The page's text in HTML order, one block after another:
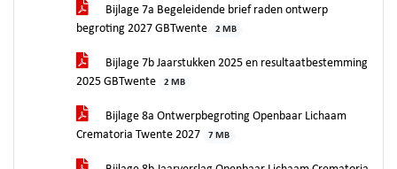
Bijlage 7a Begeleidende brief raden ontwerp
begroting 2027 GBTwente
2 MB
Bijlage 7b Jaarstukken 2025 en resultaatbestemming
2025 GBTwente
2 MB
Bijlage 8a Ontwerpbegroting Openbaar Lichaam
Crematoria Twente 2027
7 MB